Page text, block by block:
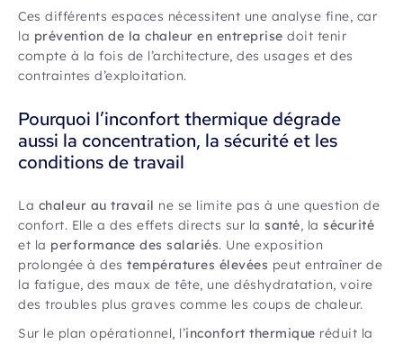
Ces différents espaces nécessitent une analyse fine, car
la prévention de la chaleur en entreprise doit tenir
compte à la fois de l’architecture, des usages et des
contraintes d’exploitation.
Pourquoi l’inconfort thermique dégrade
aussi la concentration, la sécurité et les
conditions de travail
La chaleur au travail ne se limite pas à une question de
confort. Elle a des effets directs sur la santé, la sécurité
et la performance des salariés. Une exposition
prolongée à des températures élevées peut entraîner de
la fatigue, des maux de tête, une déshydratation, voire
des troubles plus graves comme les coups de chaleur.
Sur le plan opérationnel, l’inconfort thermique réduit la